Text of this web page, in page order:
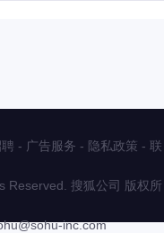
- 广告服务 - 隐私政策 - 联
Reserved. 搜狐公司 版权所
inc.com